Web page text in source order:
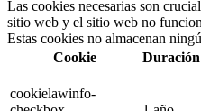
Las cookies necesarias son
sitio web y el sitio web no
Estas cookies no almacenan
Cookie
Duración
cookielawinfo-